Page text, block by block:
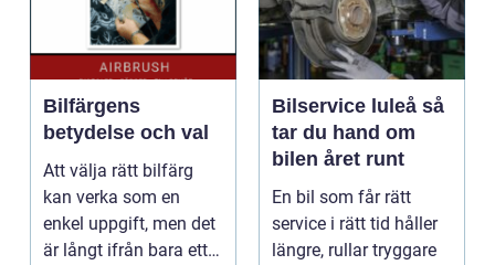
Bilfärgens
betydelse och val
Att välja rätt bilfärg
kan verka som en
enkel uppgift, men det
är långt ifrån bara ett
Bilservice luleå så
tar du hand om
bilen året runt
En bil som får rätt
service i rätt tid håller
längre, rullar tryggare